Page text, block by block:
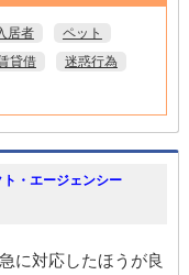
居者
ペット
貸借
迷惑行為
・エージェンシー
に対応したほうが良